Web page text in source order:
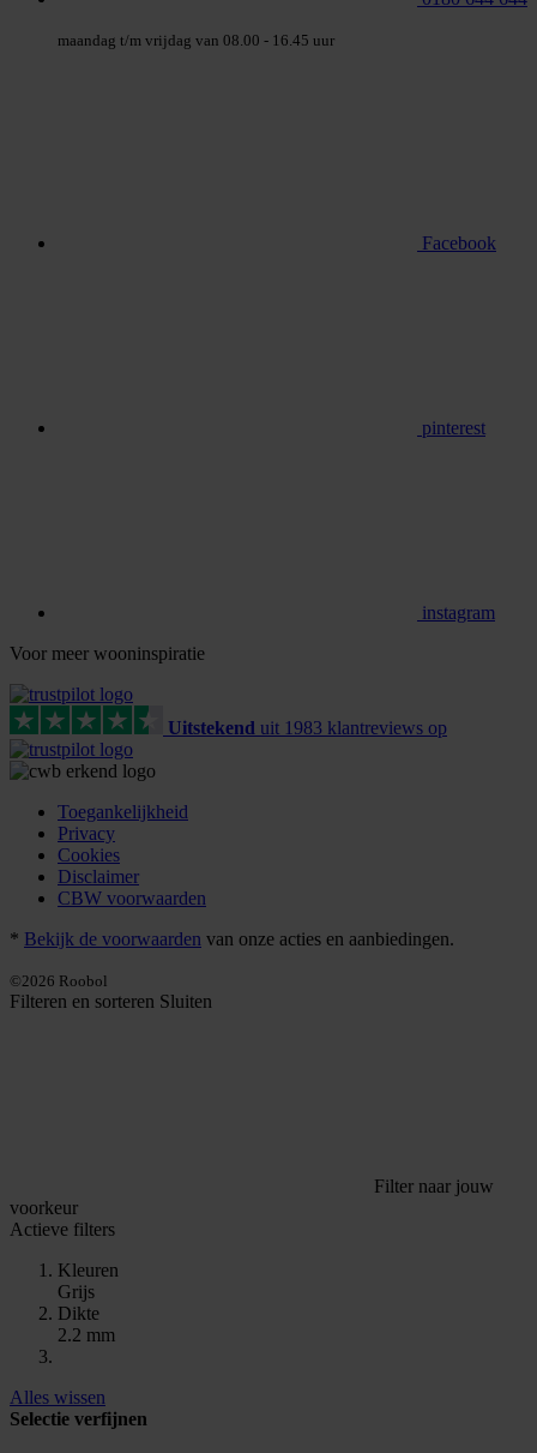
maandag t/m vrijdag van 08.00 - 16.45 uur
Facebook
pinterest
instagram
Voor meer wooninspiratie
Uitstekend uit 1983 klantreviews op
Toegankelijkheid
Privacy
Cookies
Disclaimer
CBW voorwaarden
* Bekijk de voorwaarden van onze acties en aanbiedingen.
©2026 Roobol
Filteren en sorteren Sluiten
Filter naar jouw
voorkeur
Actieve filters
Kleuren
Grijs
Dikte
2.2 mm
Alles wissen
Selectie verfijnen